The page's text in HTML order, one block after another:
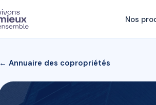
Nos
← Annuaire des copropriétés